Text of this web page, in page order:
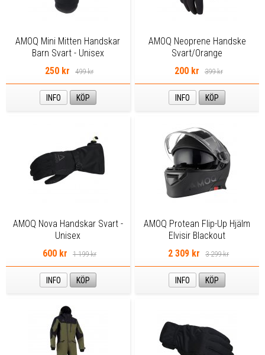
AMOQ Mini Mitten Handskar
Barn Svart - Unisex
250 kr
499 kr
INFO KÖP
AMOQ Neoprene Handske
Svart/Orange
200 kr
399 kr
INFO KÖP
AMOQ Nova Handskar Svart -
Unisex
600 kr
1 199 kr
INFO KÖP
AMOQ Protean Flip-Up Hjälm
Elvisir Blackout
2 309 kr
3 299 kr
INFO KÖP